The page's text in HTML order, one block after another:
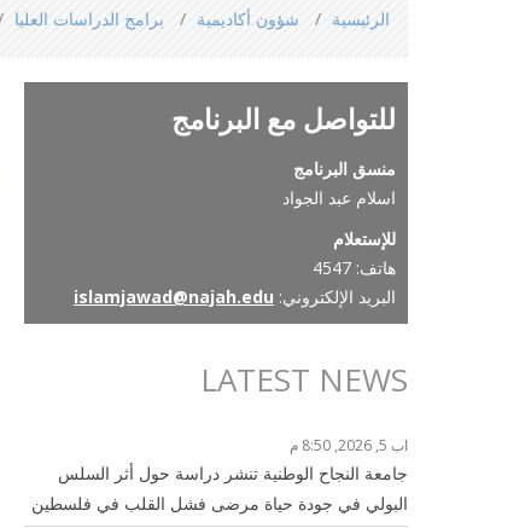
are
here
الرئيسية شؤون أكاديمية برامج الدراسات العليا
للتواصل مع البرنامج
منسق البرنامج
اسلام عبد الجواد
للإستعلام
هاتف: 4547
البريد الإلكتروني: islamjawad@najah.edu
LATEST NEWS
اب 5, 2026, 8:50 م
جامعة النجاح الوطنية تنشر دراسة حول أثر السلس
البولي في جودة حياة مرضى فشل القلب في فلسطين